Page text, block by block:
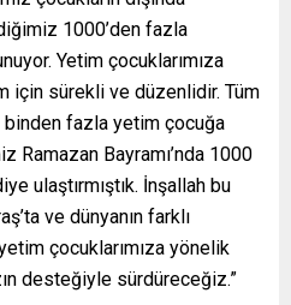
1000’den fazla
Yetim çocuklarımıza
sürekli ve düzenlidir. Tüm
binden fazla yetim çocuğa
Ramazan Bayramı’nda 1000
ulaştırmıştık. İnşallah bu
ve dünyanın farklı
çocuklarımıza yönelik
desteğiyle sürdüreceğiz.”